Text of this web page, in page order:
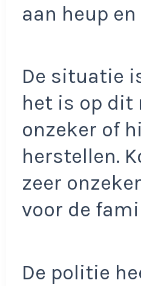
aan heup
De situatie
het is op dit
onzeker of
herstellen.
zeer
voor de
De politie